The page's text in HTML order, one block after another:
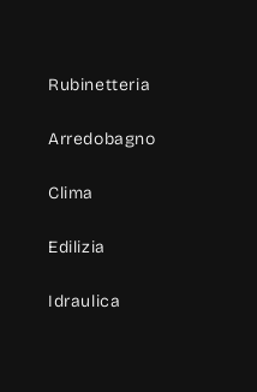
Rubinetteria
Arredobagno
Clima
Edilizia
Idraulica